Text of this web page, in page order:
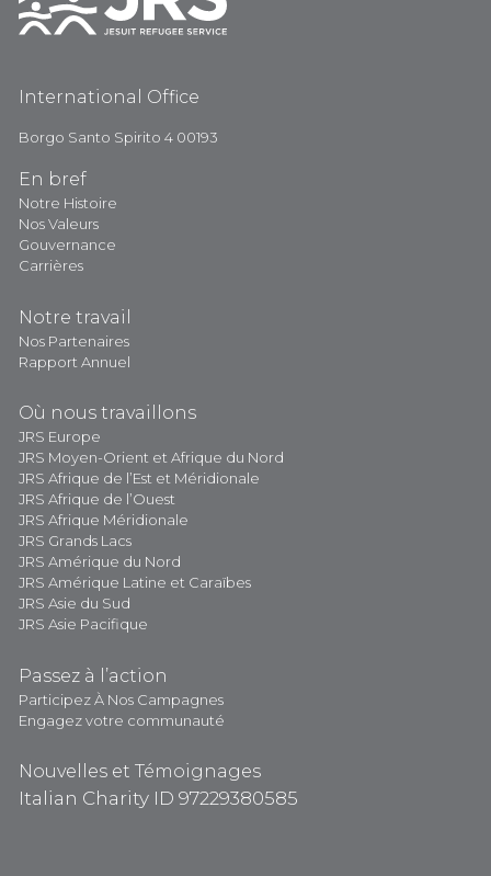
International Office
Borgo Santo Spirito 4 00193
En bref
Notre Histoire
Nos Valeurs
Gouvernance
Carrières
Notre travail
Nos Partenaires
Rapport Annuel
Où nous travaillons
JRS Europe
JRS Moyen-Orient et Afrique du Nord
JRS Afrique de l’Est et Méridionale
JRS Afrique de l’Ouest
JRS Afrique Méridionale
JRS Grands Lacs
JRS Amérique du Nord
JRS Amérique Latine et Caraïbes
JRS Asie du Sud
JRS Asie Pacifique
Passez à l’action
Participez À Nos Campagnes
Engagez votre communauté
Nouvelles et Témoignages
Italian Charity ID 97229380585